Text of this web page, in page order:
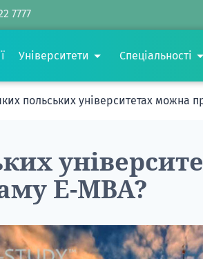
7777
Університети Спеціальності
польських університетах можна
E-MBA?